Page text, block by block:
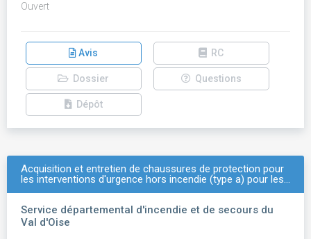
Ouvert
Avis RC
Dossier Questions
Dépôt
Acquisition et entretien de chaussures de protection pour
les interventions d'urgence hors incendie (type a) pour les…
Service départemental d'incendie et de secours du
Val d'Oise